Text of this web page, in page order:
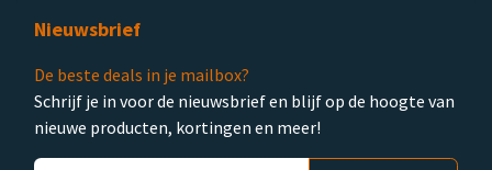
Nieuwsbrief
De beste deals in je mailbox?
Schrijf je in voor de nieuwsbrief en blijf op de hoogte van
nieuwe producten, kortingen en meer!